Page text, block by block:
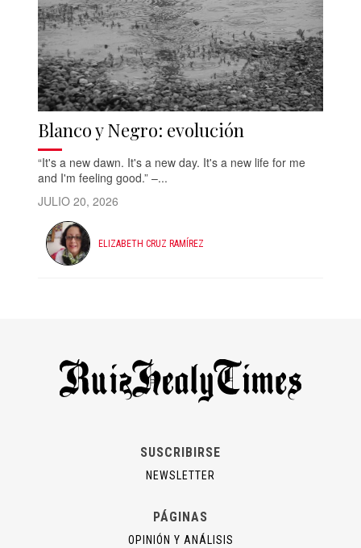
Blanco y Negro: evolución
“It's a new dawn. It's a new day. It's a new life for me
and I'm feeling good.” –...
JULIO 20, 2026
ELIZABETH CRUZ RAMÍREZ
SUSCRIBIRSE
NEWSLETTER
PÁGINAS
OPINIÓN Y ANÁLISIS